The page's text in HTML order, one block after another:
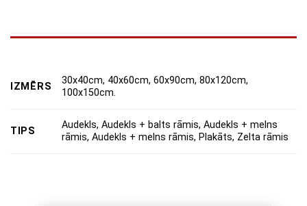
IZMĒRS
30x40cm, 40x60cm, 60x90cm, 80x120cm,
100x150cm.
TIPS
Audekls, Audekls + balts rāmis, Audekls + melns
rāmis, Audekls + melns rāmis, Plakāts, Zelta rāmis